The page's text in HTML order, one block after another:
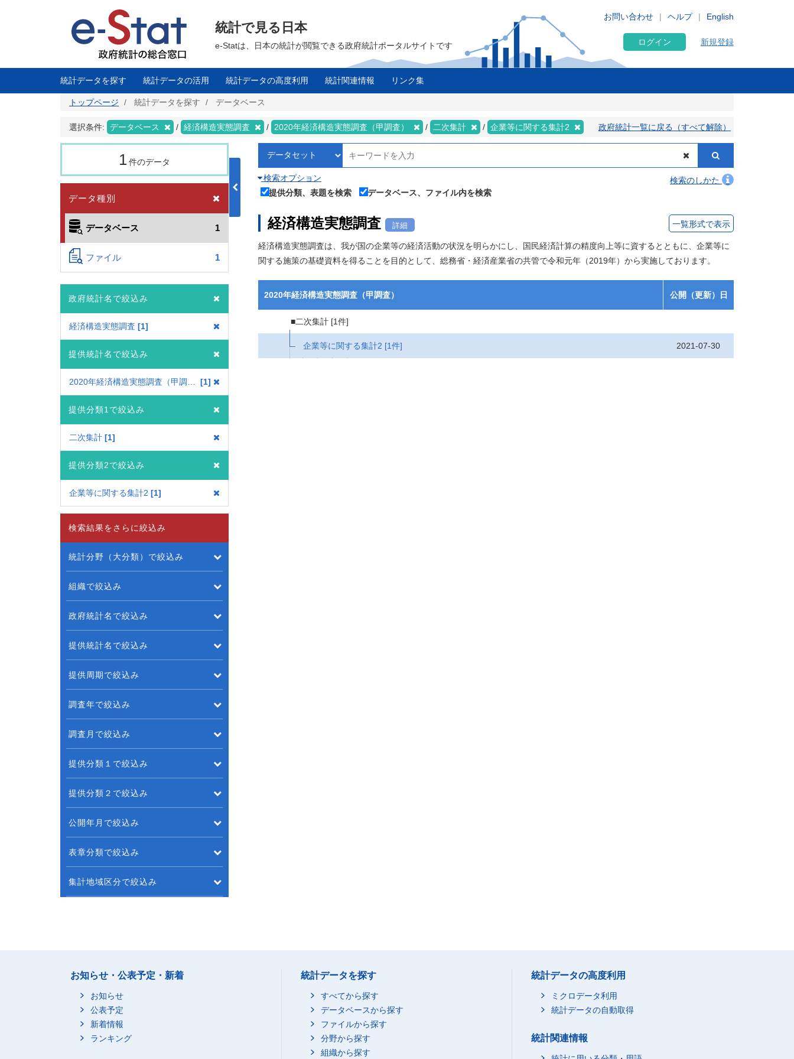
に
English
お問い合わせ ヘルプ
統計で見る日本
e-Statは、日本の統計が閲覧できる政府統計ポータルサイトです ログイン 新規登録
統計データを探す 統計データの活用 統計データの高度利用 統計関連情報 リンク集
トップページ 統計データを探す データベース
選択条件: データベース 経済構造実態調査 2020年経済構造実態調査（甲調査） 二次集計 企業等に関する集計2 政府統計一覧に戻る（すべて解除）
1件のデータ
データ種別
データベース 1
ファイル 1
政府統計名で絞込み
経済構造実態調査 1
提供統計名で絞込み
1
提供分類1で絞込み
二次集計 1
提供分類2で絞込み
企業等に関する集計2 1
検索オプション
検索のしかた
提供分類、表題を検索
データベース、ファイル内を検索
経済構造実態調査 詳細 一覧形式で表示
経済構造実態調査は、我が国の企業等の経済活動の状況を明らかにし、国民経済計算の精度向上等に資するとともに、企業等に
関する施策の基礎資料を得ることを目的として、総務省・経済産業省の共管で令和元年（2019年）から実施しております。
2020年経済構造実態調査（甲調査） 公開（更新）日
■二次集計 [1件]
企業等に関する集計2 [1件] 2021-07-30
検索結果をさらに絞込み
統計分野（大分類）で絞込み
組織で絞込み
政府統計名で絞込み
提供統計名で絞込み
提供周期で絞込み
調査年で絞込み
調査月で絞込み
提供分類１で絞込み
提供分類２で絞込み
公開年月で絞込み
表章分類で絞込み
集計地域区分で絞込み
お知らせ・公表予定・新着
お知らせ
公表予定
新着情報
ランキング
統計データを探す
すべてから探す
データベースから探す
ファイルから探す
分野から探す
組織から探す
統計データの高度利用
ミクロデータ利用
統計データの自動取得
統計関連情報